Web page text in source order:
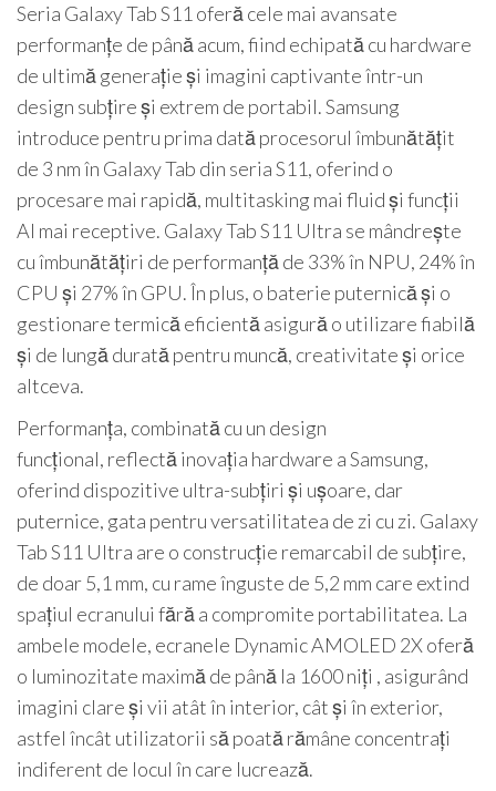
Seria Galaxy Tab S11 oferă cele mai avansate
performanțe de până acum, fiind echipată cu hardware
de ultimă generație și imagini captivante într-un
design subțire și extrem de portabil. Samsung
introduce pentru prima dată procesorul îmbunătățit
de 3 nm în Galaxy Tab din seria S11, oferind o
procesare mai rapidă, multitasking mai fluid și funcții
AI mai receptive. Galaxy Tab S11 Ultra se mândrește
cu îmbunătățiri de performanță de 33% în NPU, 24% în
CPU și 27% în GPU. În plus, o baterie puternică și o
gestionare termică eficientă asigură o utilizare fiabilă
și de lungă durată pentru muncă, creativitate și orice
altceva.
Performanța, combinată cu un design
funcțional, reflectă inovația hardware a Samsung,
oferind dispozitive ultra-subțiri și ușoare, dar
puternice, gata pentru versatilitatea de zi cu zi. Galaxy
Tab S11 Ultra are o construcție remarcabil de subțire,
de doar 5,1 mm, cu rame înguste de 5,2 mm care extind
spațiul ecranului fără a compromite portabilitatea. La
ambele modele, ecranele Dynamic AMOLED 2X oferă
o luminozitate maximă de până la 1600 niți , asigurând
imagini clare și vii atât în interior, cât și în exterior,
astfel încât utilizatorii să poată rămâne concentrați
indiferent de locul în care lucrează.